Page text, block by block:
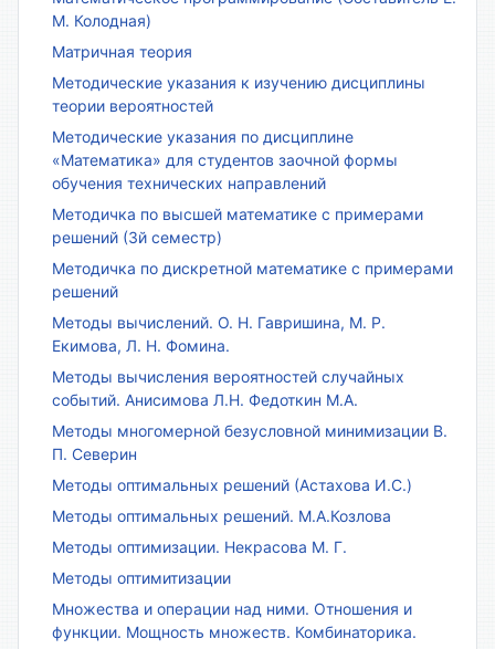
М. Колодная)
Матричная теория
Методические указания к изучению дисциплины
теории вероятностей
Методические указания по дисциплине
«Математика» для студентов заочной формы
обучения технических направлений
Методичка по высшей математике с примерами
решений (3й семестр)
Методичка по дискретной математике с примерами
решений
Методы вычислений. О. Н. Гавришина, М. Р.
Екимова, Л. Н. Фомина.
Методы вычисления вероятностей случайных
событий. Анисимова Л.Н. Федоткин М.А.
Методы многомерной безусловной минимизации В.
П. Северин
Методы оптимальных решений (Астахова И.С.)
Методы оптимальных решений. М.А.Козлова
Методы оптимизации. Некрасова М. Г.
Методы оптимитизации
Множества и операции над ними. Отношения и
функции. Мощность множеств. Комбинаторика.